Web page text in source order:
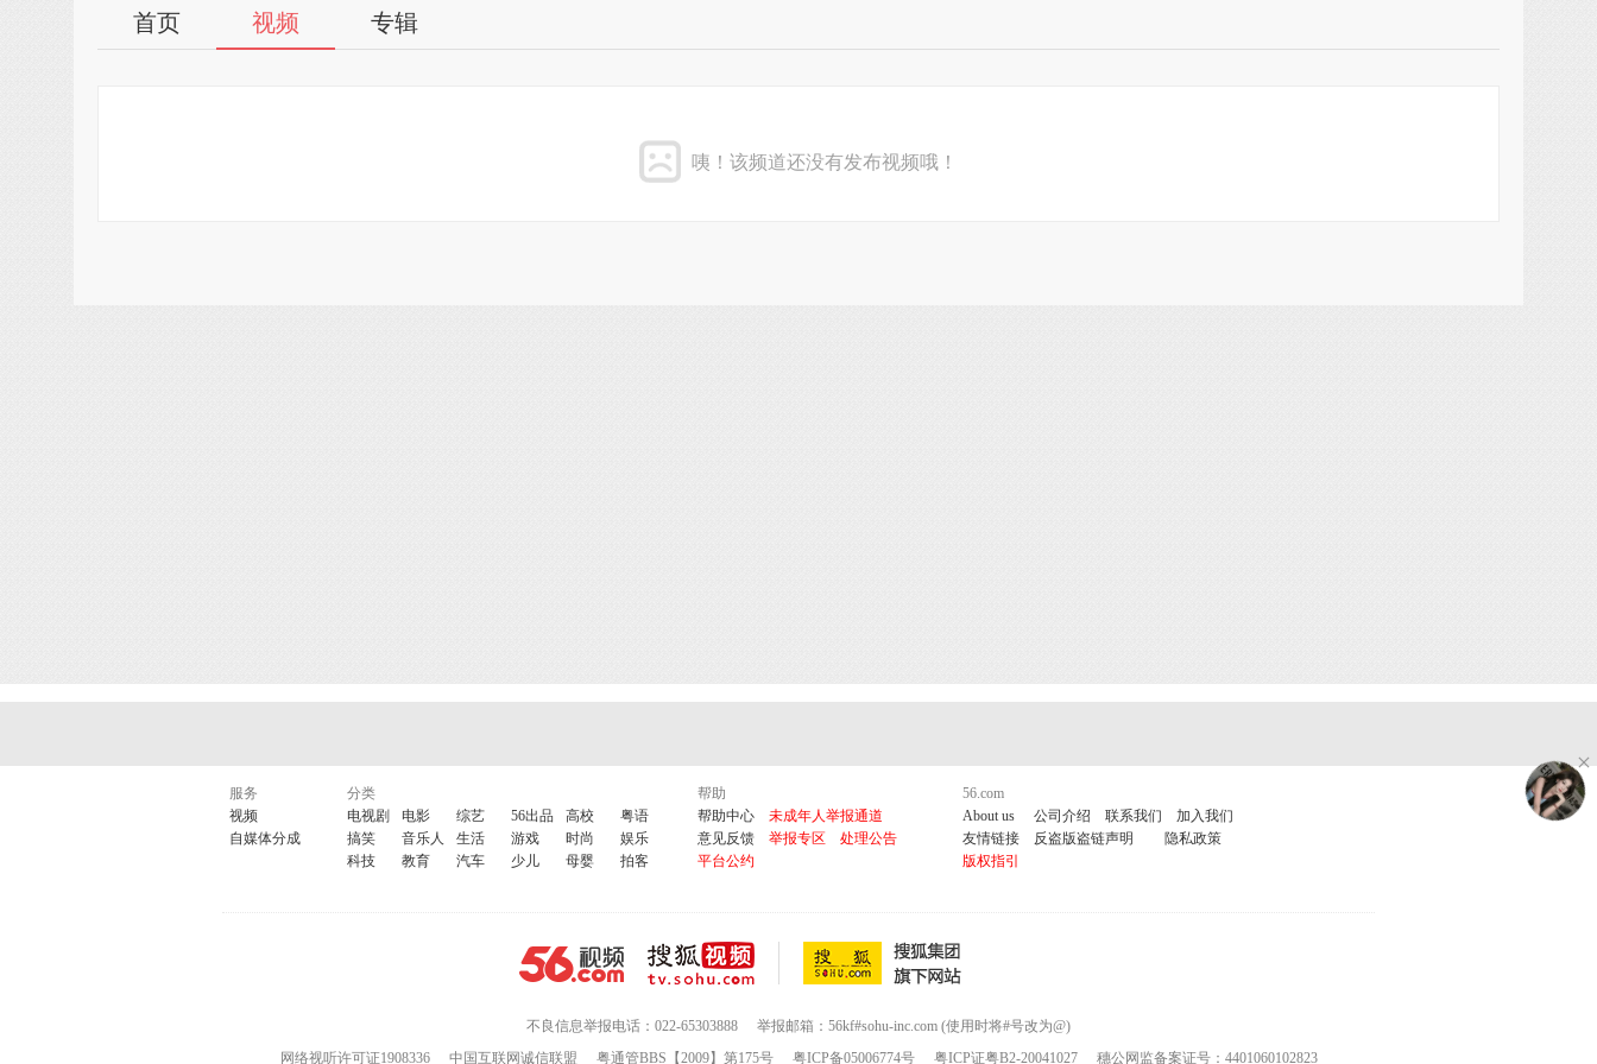
首页 视频 专辑
咦！该频道还没有发布视频哦！
服务
视频
自媒体分成
分类
电视剧
电影 综艺 56出品 高校
粤语
搞笑
音乐人 生活 游戏 时尚
娱乐
科技
教育 汽车 少儿 母婴 拍客
帮助
帮助中心
未成年人举报通道
意见反馈
举报专区
处理公告
平台公约
56.com
About us
公司介绍 联系我们
加入我们
友情链接
反盗版盗链声明
隐私政策
版权指引
不良信息举报电话：022-65303888
举报邮箱：56kf#sohu-inc.com (使用时将#号改为@)
网络视听许可证1908336
中国互联网诚信联盟 粤通管BBS【2009】第175号 粤ICP备05006774号 粤ICP证粤B2-20041027 穗公网监备案证号：4401060102823